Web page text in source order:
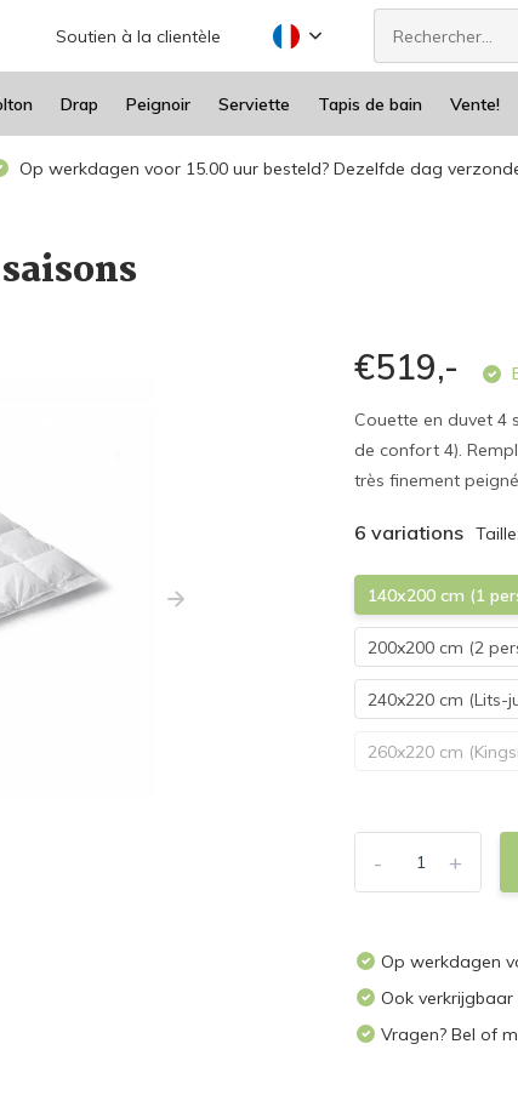
Soutien à la clientèle
Drap Peignoir Serviette Tapis de bain Vente!
Op werkdagen voor 15.00 uur besteld? Dezelfde dag
€519,-
Couette en duvet 4
de confort 4).
très finement
6 variations
140x200 cm (1
200x200 cm (2
240x220 cm (Lits-
260x220 cm
+
-
Op werkdagen
Ook
Vragen? Bel of